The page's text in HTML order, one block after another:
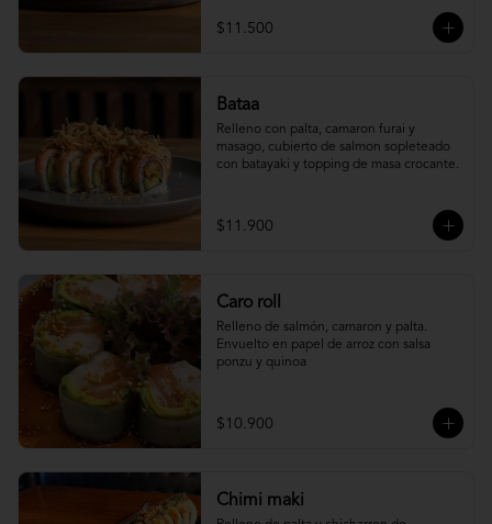
$11.500
Bataa
Relleno con palta, camaron furai y
masago, cubierto de salmon sopleteado
con batayaki y topping de masa crocante.
$11.900
Caro roll
Relleno de salmón, camaron y palta.
Envuelto en papel de arroz con salsa
ponzu y quinoa
$10.900
Chimi maki